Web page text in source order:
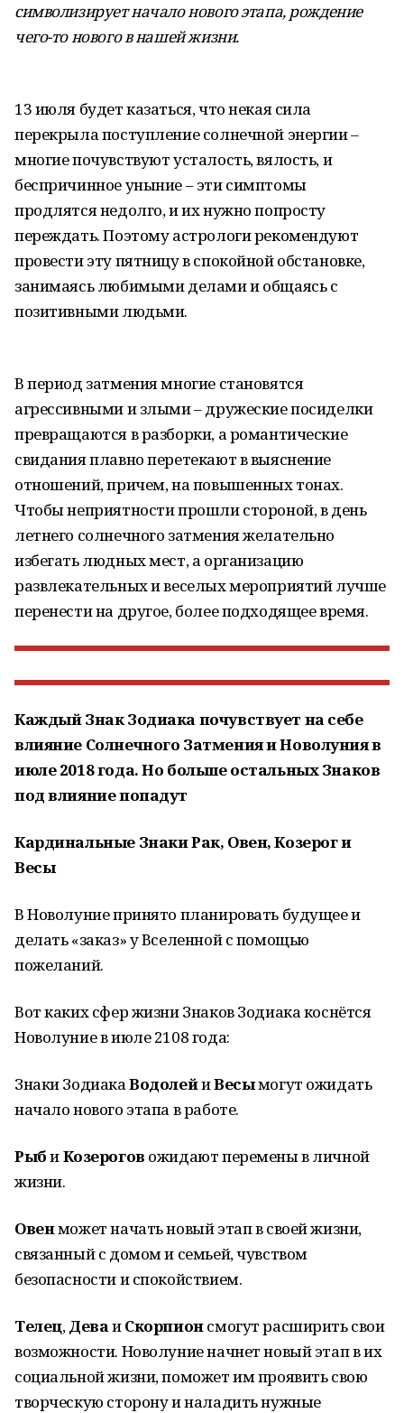
символизирует начало нового этапа, рождение
чего-то нового в нашей жизни.
13 июля будет казаться, что некая сила
перекрыла поступление солнечной энергии –
многие почувствуют усталость, вялость, и
беспричинное уныние – эти симптомы
продлятся недолго, и их нужно попросту
переждать. Поэтому астрологи рекомендуют
провести эту пятницу в спокойной обстановке,
занимаясь любимыми делами и общаясь с
позитивными людьми.
В период затмения многие становятся
агрессивными и злыми – дружеские посиделки
превращаются в разборки, а романтические
свидания плавно перетекают в выяснение
отношений, причем, на повышенных тонах.
Чтобы неприятности прошли стороной, в день
летнего солнечного затмения желательно
избегать людных мест, а организацию
развлекательных и веселых мероприятий лучше
перенести на другое, более подходящее время.
Каждый Знак Зодиака почувствует на себе
влияние Солнечного Затмения и Новолуния в
июле 2018 года. Но больше остальных Знаков
под влияние попадут
Кардинальные Знаки Рак, Овен, Козерог и
Весы
В Новолуние принято планировать будущее и
делать «заказ» у Вселенной с помощью
пожеланий.
Вот каких сфер жизни Знаков Зодиака коснётся
Новолуние в июле 2108 года:
Знаки ЗодиакаВодолейиВесымогут ожидать
начало нового этапа в работе.
РыбиКозерогов ожидают перемены в личной
жизни.
Овенможет начать новый этап в своей жизни,
связанный с домом и семьей, чувством
безопасности и спокойствием.
Телец,ДеваиСкорпионсмогут расширить свои
возможности. Новолуние начнет новый этап в их
социальной жизни, поможет им проявить свою
творческую сторону и наладить нужные